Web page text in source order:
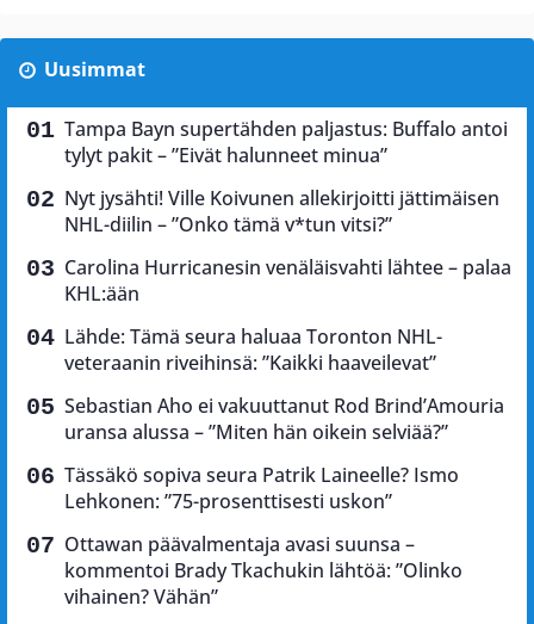
Uusimmat
Tampa Bayn supertähden paljastus: Buffalo antoi
tylyt pakit – ”Eivät halunneet minua”
Nyt jysähti! Ville Koivunen allekirjoitti jättimäisen
NHL-diilin – ”Onko tämä v*tun vitsi?”
Carolina Hurricanesin venäläisvahti lähtee – palaa
KHL:ään
Lähde: Tämä seura haluaa Toronton NHL-
veteraanin riveihinsä: ”Kaikki haaveilevat”
Sebastian Aho ei vakuuttanut Rod Brind’Amouria
uransa alussa – ”Miten hän oikein selviää?”
Tässäkö sopiva seura Patrik Laineelle? Ismo
Lehkonen: ”75-prosenttisesti uskon”
Ottawan päävalmentaja avasi suunsa –
kommentoi Brady Tkachukin lähtöä: ”Olinko
vihainen? Vähän”